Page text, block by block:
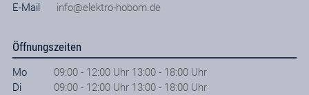
E-Mail
info@elektro-hobom.de
Öffnungszeiten
Mo
09:00 - 12:00 Uhr 13:00 - 18:00 Uhr
Di
09:00 - 12:00 Uhr 13:00 - 18:00 Uhr